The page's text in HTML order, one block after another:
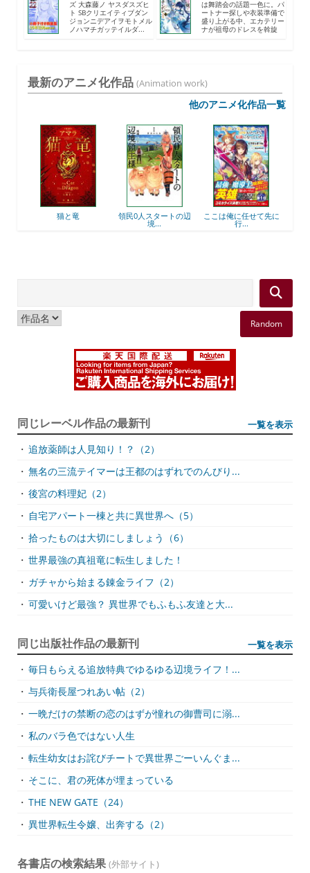
ズ 大森藤ノ ヤスダスズヒ
ト SBクリエイティブダン
ジョンニデアイヲモトメル
ノハマチガッテイルダ...
は舞踏会の話題一色に。パ
ートナー探しや衣装準備で
盛り上がる中、エカテリー
ナが祖母のドレスを斡旋
最新のアニメ化作品 (Animation work)
他のアニメ化作品一覧
猫と竜 領民0人スタートの辺
境...
ここは俺に任せて先に
行...
Random
同じレーベル作品の最新刊 一覧を表示
・ 追放薬師は人見知り！？（2）
・ 無名の三流テイマーは王都のはずれでのんびり...
・ 後宮の料理妃（2）
・ 自宅アパート一棟と共に異世界へ（5）
・ 拾ったものは大切にしましょう（6）
・ 世界最強の真祖竜に転生しました！
・ ガチャから始まる錬金ライフ（2）
・ 可愛いけど最強？ 異世界でもふもふ友達と大...
同じ出版社作品の最新刊 一覧を表示
・ 毎日もらえる追放特典でゆるゆる辺境ライフ！...
・ 与兵衛長屋つれあい帖（2）
・ 一晩だけの禁断の恋のはずが憧れの御曹司に溺...
・ 私のバラ色ではない人生
・ 転生幼女はお詫びチートで異世界ごーいんぐま...
・ そこに、君の死体が埋まっている
・ THE NEW GATE（24）
・ 異世界転生令嬢、出奔する（2）
各書店の検索結果 (外部サイト)